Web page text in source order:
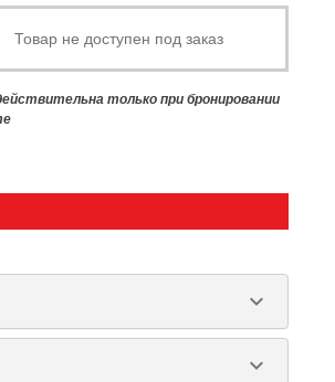
Товар не доступен под заказ
только при бронировании
keyboard_arrow_down
keyboard_arrow_down